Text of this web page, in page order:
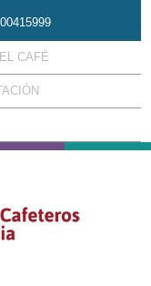
CAFÉ